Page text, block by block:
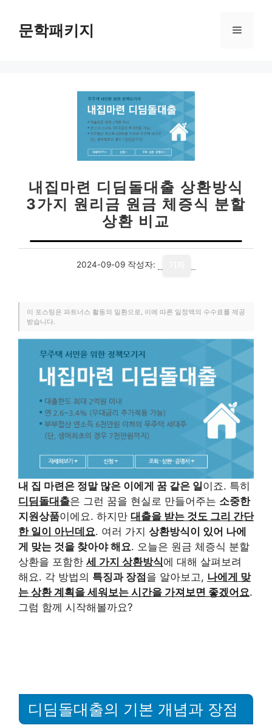
문학패키지 메
내집마련 디딤돌대출 상환방식
3가지 원리금 원금 체증식 분할
상환 비교
2024-09-09 작성자:
이 포스팅은 파트너스 활동의 일환으로, 이에 따른 일정액의 수수료를 제공
받습니다.
내 집 마련은 정말 많은 이에게 꿈 같은 일이죠. 특히
디딤돌대출은 그런 꿈을 현실로 만들어주는 소중한
지원상품이에요. 하지만 대출을 받는 것도 그리 간단
한 일이 아닌데요. 여러 가지 상환방식이 있어 나에
게 맞는 것을 찾아야 해요. 오늘은 원금 체증식 분할
상환을 포함한 세 가지 상환방식에 대해 살펴보려
해요. 각 방법의 특징과 장점을 알아보고, 나에게 맞
는 상환 계획을 세워보는 시간을 가져보면 좋겠어요.
그럼 함께 시작해볼까요?
디딤돌대출의 기본 개념과 장점